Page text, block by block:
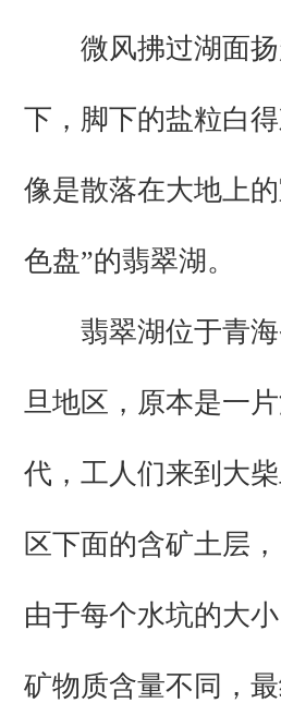
微风拂过湖面扬
下，脚下的盐粒白
像是散落在大地上
色盘”的翡翠湖。
翡翠湖位于青海
旦地区，原本是一
代，工人们来到大
区下面的含矿土层
由于每个水坑的大
矿物质含量不同，